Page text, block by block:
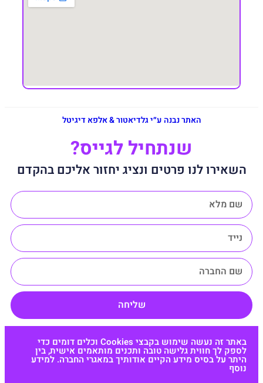
האתר נבנה ע״י גלדיאטור & אלפא דיגיטל
שנתחיל לגייס?
השאירו לנו פרטים ונציג יחזור אליכם בהקדם
שליחה
באתר זה נעשה שימוש בקבצי Cookies וכלים דומים כדי
לספק לך חווית גלישה טובה ותכנים מותאמים אישית, בין
היתר על בסיס מידע הקיים אודותיך במאגרי החברה. למידע
נוסף